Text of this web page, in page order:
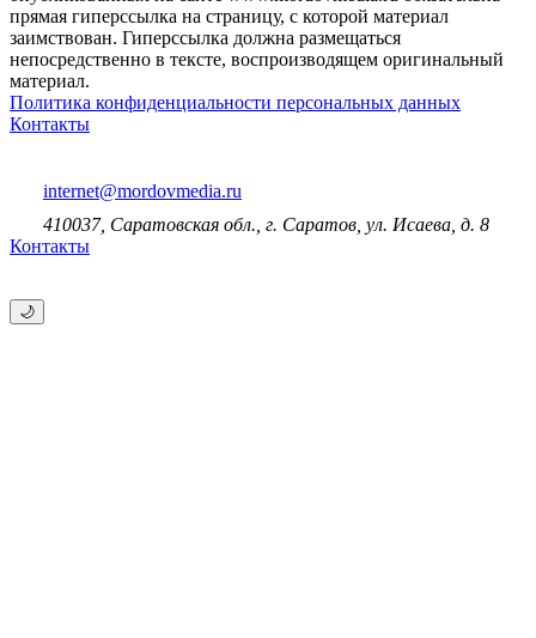
прямая гиперссылка на страницу, с которой материал
заимствован. Гиперссылка должна размещаться
непосредственно в тексте, воспроизводящем оригинальный
материал.
Политика конфиденциальности персональных данных
Контакты
internet@mordovmedia.ru
410037, Саратовская обл., г. Саратов, ул. Исаева, д. 8
Контакты
🌙